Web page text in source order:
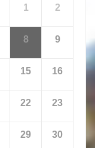
1 2
8 9
15 16
22 23
29 30